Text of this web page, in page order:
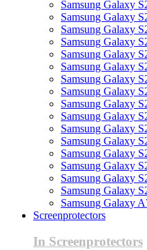
Samsung Galaxy
Samsung Galaxy
Samsung Galaxy
Samsung Galaxy
Samsung Galaxy
Samsung Galaxy
Samsung Galaxy
Samsung Galaxy
Samsung Galaxy
Samsung Galaxy
Samsung Galaxy
Samsung Galaxy
Samsung Galaxy
Samsung Galaxy
Samsung Galaxy
Samsung Galaxy
Samsung Galaxy
Screenprotectors
In Screenprotectors